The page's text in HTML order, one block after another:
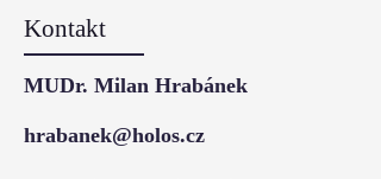
Kontakt
MUDr. Milan Hrabánek
hrabanek@holos.cz